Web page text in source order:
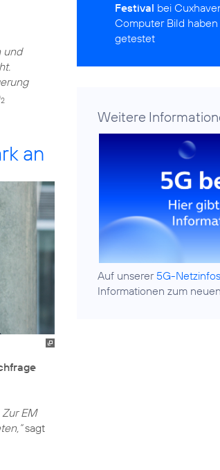
und
2
an
EM
sagt
Festival bei
Computer Bild haben
getestet
Weitere
Auf unserer 5G-
Informationen zum